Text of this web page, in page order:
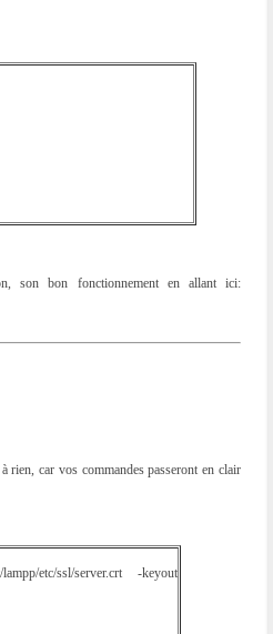
son bon fonctionnement en allant ici:
rien, car vos commandes passeront en clair
etc/ssl/server.crt -keyout